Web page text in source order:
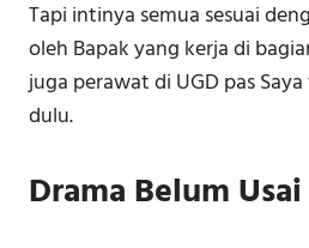
Tapi intinya semua sesuai
oleh Bapak yang kerja di
juga perawat di UGD pas
dulu.
Drama Belum Usai